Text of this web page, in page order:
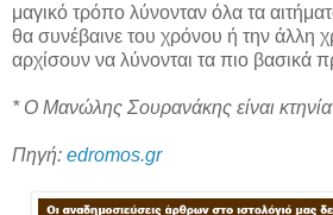
μαγικό τρόπο λύνονταν όλα τα
θα συνέβαινε του χρόνου ή την άλλη
αρχίσουν να λύνονται τα πιο βασικά
* Ο Μανώλης Σουρανάκης είναι
Πηγή: edromos.gr